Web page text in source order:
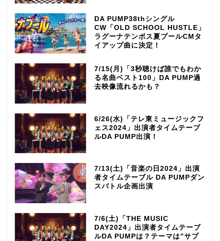
DA PUMP38thシングル
CW「OLD SCHOOL HUSTLE」
ラグーナテンボス夏プールCMタ
イアップ曲に決定！
7/15(月)「3秒聴けば誰でもわか
る名曲ベスト100」DA PUMP過
去映像流れるかも？
6/26(水)「テレ東ミュージックフ
ェス2024」出演者タイムテーブ
ルDA PUMP出演！
7/13(土)「音楽の日2024」出演
者タイムテーブル DA PUMPダン
スバトル企画出演
7/6(土)「THE MUSIC
DAY2024」出演者タイムテーブ
ルDA PUMPは？テーマは”サプ